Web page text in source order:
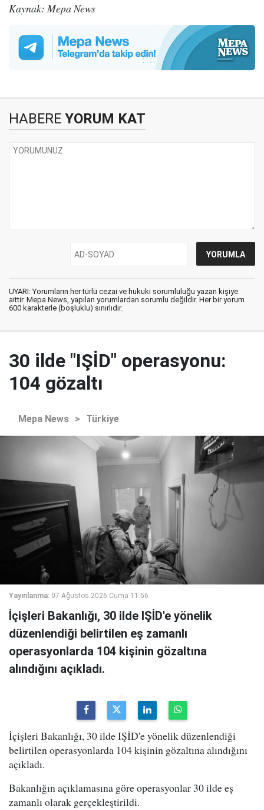
Kaynak: Mepa News
HABERE YORUM KAT
UYARI: Yorumların her türlü cezai ve hukuki sorumluluğu yazan kişiye
aittir. Mepa News, yapılan yorumlardan sorumlu değildir. Her bir yorum
600 karakterle (boşluklu) sınırlıdır.
30 ilde "IŞİD" operasyonu:
104 gözaltı
Mepa News > Türkiye
Yayınlanma: 07 Ağustos 2026 Cuma 11:56
İçişleri Bakanlığı, 30 ilde IŞİD'e yönelik
düzenlendiği belirtilen eş zamanlı
operasyonlarda 104 kişinin gözaltına
alındığını açıkladı.
İçişleri Bakanlığı, 30 ilde IŞİD'e yönelik düzenlendiği
belirtilen operasyonlarda 104 kişinin gözaltına alındığını
açıkladı.
Bakanlığın açıklamasına göre operasyonlar 30 ilde eş
zamanlı olarak gerçekleştirildi.